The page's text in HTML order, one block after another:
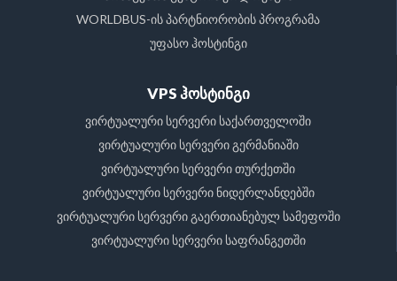
WORLDBUS-ის პარტნიორობის პროგრამა
უფასო ჰოსტინგი
VPS ჰოსტინგი
ვირტუალური სერვერი საქართველოში
ვირტუალური სერვერი გერმანიაში
ვირტუალური სერვერი თურქეთში
ვირტუალური სერვერი ნიდერლანდებში
ვირტუალური სერვერი გაერთიანებულ სამეფოში
ვირტუალური სერვერი საფრანგეთში